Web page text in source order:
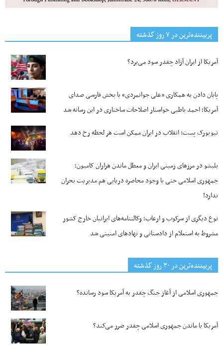
پربیننده‌ترین‌ در ۷ روز گذشته
آمریکا از ایران آزاد چقدر سود می‌برد؟
پایان دادن به همکاری «علی جوانمردی» با بخش فارسی صدای
آمریکا؛ احمد باطبی خواستار اصلاحات ساختاری در این رسانه شد
نیویورک پست: انقلاب در ایران ممکن است هر لحظه رخ دهد
بلبشو در مرزهای زمینی ایران و معطل ماندن هزاران کامیون؛
جمهوری اسلامی حتی با وجود محاصره دریایی هم مدیریت بحران
ندارد!
نوع دیگری از سرکوب و ارعاب؛ وکالتنامه‌های ایرانیان خارج کشور
مشروط به استعلام از دادستانی و نهادهای امنیتی شد
پربیننده‌ترین‌ در ۳۰ روز گذشته
جمهوری اسلامی از آغاز جنگ چقدر به آمریکا سود رسانده؟
آمریکا با ماندن جمهوری اسلامی چقدر ضرر می‌کند؟